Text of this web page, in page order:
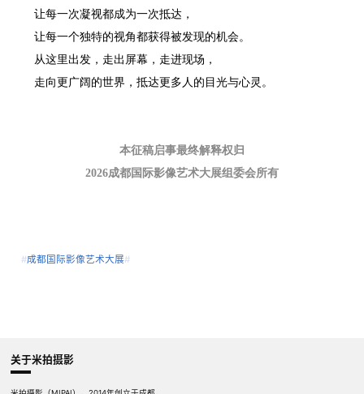
让每一次凝视都成为一次抵达，
让每一个独特的视角都获得被发现的机会。
从这里出发，走出屏幕，走进现场，
走向更广阔的世界，抵达更多人的目光与心灵。
本征稿启事最终解释权归
2026成都国际影像艺术大展组委会所有
#成都国际影像艺术大展#
关于米拍摄影